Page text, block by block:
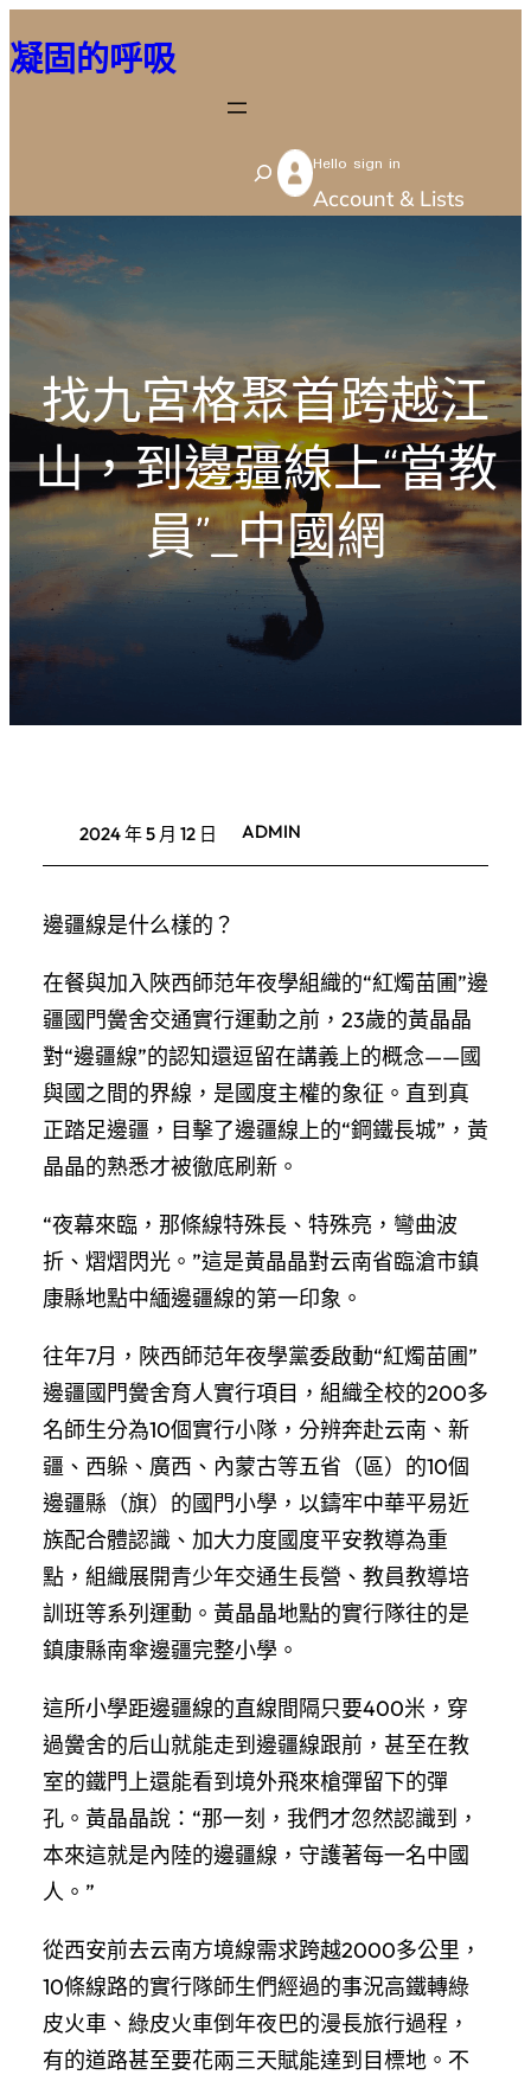
至
容
凝固的呼吸
S
e
Hello sign in
Account & Lists
找九宮格聚首跨越江
山，到邊疆線上“當教
員”_中國網
2024 年 5 月 12 日 ADMIN
邊疆線是什么樣的？
在餐與加入陜西師范年夜學組織的“紅燭苗圃”邊
疆國門黌舍交通實行運動之前，23歲的黃晶晶
對“邊疆線”的認知還逗留在講義上的概念——國
與國之間的界線，是國度主權的象征。直到真
正踏足邊疆，目擊了邊疆線上的“鋼鐵長城”，黃
晶晶的熟悉才被徹底刷新。
“夜幕來臨，那條線特殊長、特殊亮，彎曲波
折、熠熠閃光。”這是黃晶晶對云南省臨滄市鎮
康縣地點中緬邊疆線的第一印象。
往年7月，陜西師范年夜學黨委啟動“紅燭苗圃”
邊疆國門黌舍育人實行項目，組織全校的200多
名師生分為10個實行小隊，分辨奔赴云南、新
疆、西躲、廣西、內蒙古等五省（區）的10個
邊疆縣（旗）的國門小學，以鑄牢中華平易近
族配合體認識、加大力度國度平安教導為重
點，組織展開青少年交通生長營、教員教導培
訓班等系列運動。黃晶晶地點的實行隊往的是
鎮康縣南傘邊疆完整小學。
這所小學距邊疆線的直線間隔只要400米，穿
過黌舍的后山就能走到邊疆線跟前，甚至在教
室的鐵門上還能看到境外飛來槍彈留下的彈
孔。黃晶晶說：“那一刻，我們才忽然認識到，
本來這就是內陸的邊疆線，守護著每一名中國
人。”
從西安前去云南方境線需求跨越2000多公里，
10條線路的實行隊師生們經過的事況高鐵轉綠
皮火車、綠皮火車倒年夜巴的漫長旅行過程，
有的道路甚至要花兩三天賦能達到目標地。不